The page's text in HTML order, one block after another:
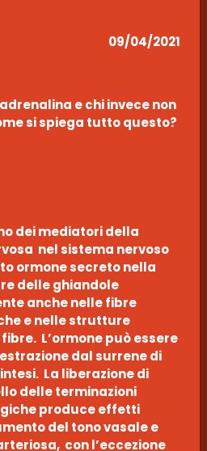
09/04/2021
e chi invece non
si spiega tutto questo?
dei mediatori della
nel sistema nervoso
ormone secreto nella
delle ghiandole
anche nelle fibre
e nelle strutture
L’ormone può essere
dal surrene di
La liberazione di
delle terminazioni
produce effetti
del tono vasale e
con l’eccezione